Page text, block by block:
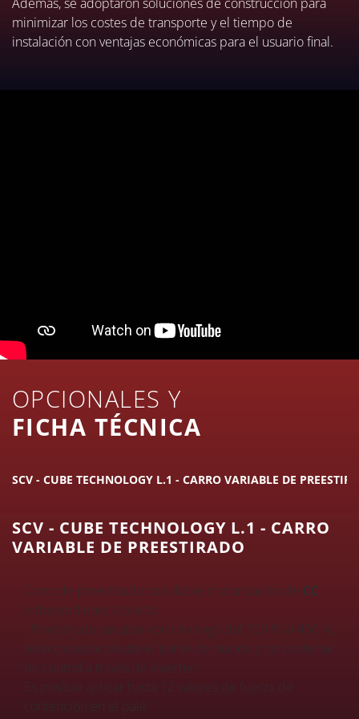
minimizar los costes de transporte y el tiempo de
instalación con ventajas económicas para el usuario final.
OPCIONALES Y
FICHA TÉCNICA
SCV - CUBE TECHNOLOGY L.1 - CARRO VARIABLE DE
SCV - CUBE TECHNOLOGY L.1 - CARRO
VARIABLE DE PREESTIRADO
Carro de preestirado con doble motorización de CC
independiente a bordo
. Preestirado variable con un rango del 150 % al 400 %,
seleccionable desde el panel de mando y con sistema
de control a través de inverter.
Es posible aplicar hasta 12 valores de fuerza de